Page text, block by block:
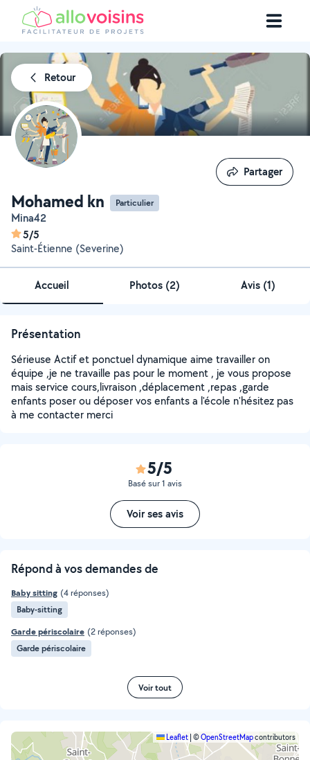
Retour
Mohamed kn Particulier
Mina42
5/5
Saint-Étienne (Severine)
Partager
Partager
Accueil Photos (2) Avis (1)
Présentation
Sérieuse Actif et ponctuel dynamique aime travailler on
équipe ,je ne travaille pas pour le moment , je vous propose
mais service cours,livraison ,déplacement ,repas ,garde
enfants poser ou déposer vos enfants a l'école n'hésitez pas
à me contacter merci
5/5
Basé sur 1 avis
Voir ses avis
Répond à vos demandes de
Baby sitting (4 réponses)
Baby-sitting
Garde périscolaire (2 réponses)
Garde périscolaire
Voir tout
Leaflet ©OpenStreetMapcontributors